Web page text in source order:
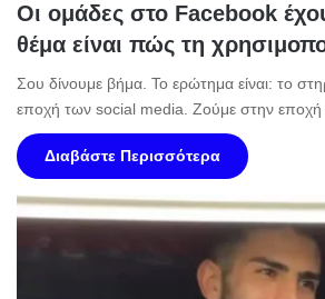
Οι ομάδες στο Facebook
θέμα είναι πώς τη
Σου δίνουμε βήμα. Το ερώτημα είναι: το
εποχή των social media. Ζούμε στην
Διαβάστε Περισσότερα